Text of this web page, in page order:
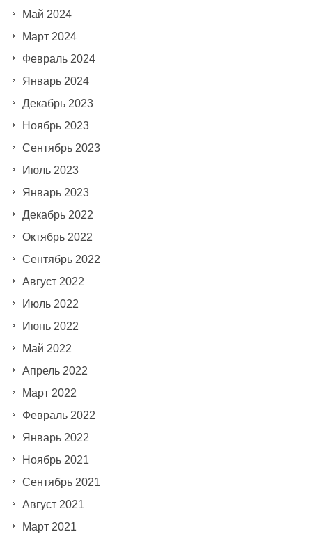
Май 2024
Март 2024
Февраль 2024
Январь 2024
Декабрь 2023
Ноябрь 2023
Сентябрь 2023
Июль 2023
Январь 2023
Декабрь 2022
Октябрь 2022
Сентябрь 2022
Август 2022
Июль 2022
Июнь 2022
Май 2022
Апрель 2022
Март 2022
Февраль 2022
Январь 2022
Ноябрь 2021
Сентябрь 2021
Август 2021
Март 2021